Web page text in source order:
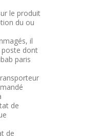
le produit
du ou
il
poste dont
paris
de
de